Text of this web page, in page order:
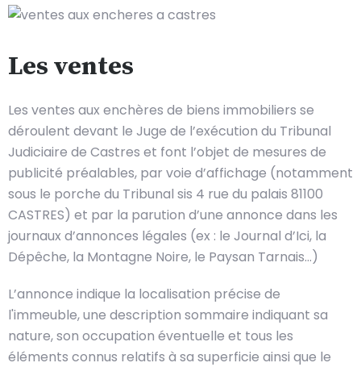
Les ventes
Les ventes aux enchères de biens immobiliers se
déroulent devant le Juge de l’exécution du Tribunal
Judiciaire de Castres et font l’objet de mesures de
publicité préalables, par voie d’affichage (notamment
sous le porche du Tribunal sis 4 rue du palais 81100
CASTRES) et par la parution d’une annonce dans les
journaux d’annonces légales (ex : le Journal d’Ici, la
Dépêche, la Montagne Noire, le Paysan Tarnais…)
L’annonce indique la localisation précise de
l'immeuble, une description sommaire indiquant sa
nature, son occupation éventuelle et tous les
éléments connus relatifs à sa superficie ainsi que le